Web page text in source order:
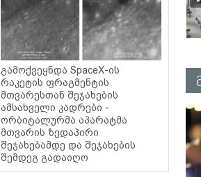
გამოქვეყნდა SpaceX-ის
რაკეტის ფრაგმენტის
მთვარესთან შეჯახების
ამსახველი კადრები -
ორბიტალურმა აპარატმა
მთვარის ზედაპირი
შეჯახებამდე და შეჯახების
შემდეგ გადაიღო